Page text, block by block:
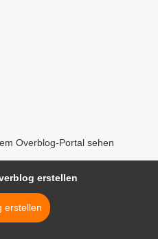
Overblog-Portal sehen
erstellen
erstellen